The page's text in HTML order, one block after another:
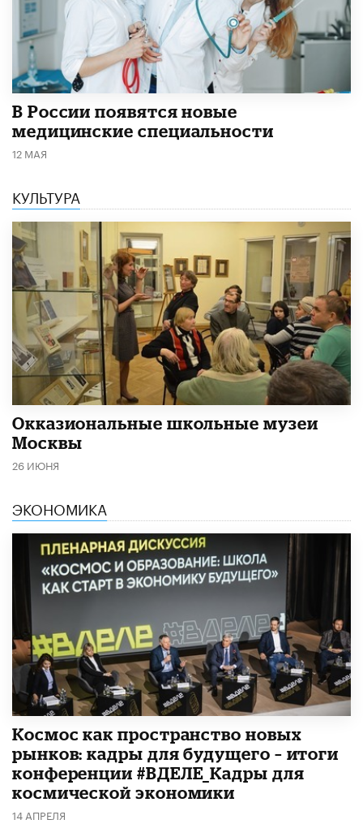
В России появятся новые
медицинские специальности
12 МАЯ
КУЛЬТУРА
​Окказиональные школьные музеи
Москвы
26 ИЮНЯ
ЭКОНОМИКА
Космос как пространство новых
рынков: кадры для будущего – итоги
конференции #ВДЕЛЕ_Кадры для
космической экономики
14 АПРЕЛЯ